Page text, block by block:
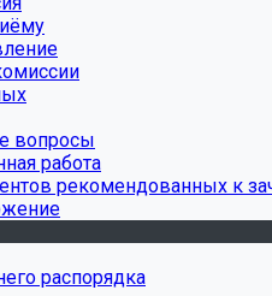
вопросы
работа
рекомендованных к
распорядка